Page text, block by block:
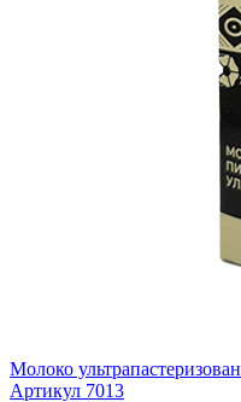
Молоко
Артикул 7013